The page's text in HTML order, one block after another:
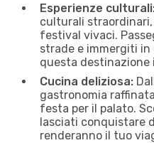
Esperienze
culturali
festival vivaci.
strade e immergiti
questa destinazione
Cucina deliziosa:
gastronomia
festa per il palato.
lasciati conquistare
renderanno il tuo